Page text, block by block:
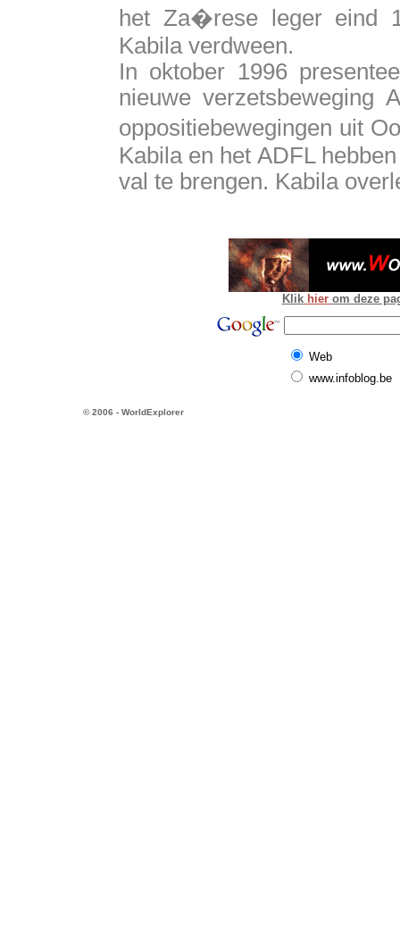
het Za�rese leger eind
Kabila verdween.
In oktober 1996
nieuwe verzetsbeweging
oppositiebewegingen uit
Kabila en het ADFL
val te brengen. Kabila
Klik hier om deze
Web
www.infoblog.be
© 2006 - WorldExplorer